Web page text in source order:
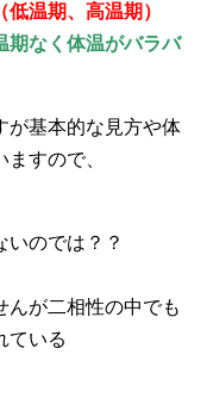
低温期、高温期）
なく体温がバラバ
が基本的な見方や体
すので、
いのでは？？
んが二相性の中でも
ている